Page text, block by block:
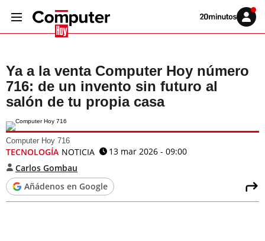
Volver
Iniciar
sesión
Ya a la venta Computer Hoy número
716: de un invento sin futuro al
salón de tu propia casa
Computer Hoy 716
TECNOLOGÍA NOTICIA
13 mar 2026 - 09:00
Carlos Gombau
Añádenos en Google